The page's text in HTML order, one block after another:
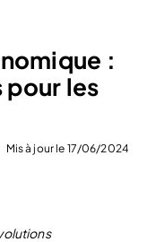
:
les
Mis à jour le 17/06/2024